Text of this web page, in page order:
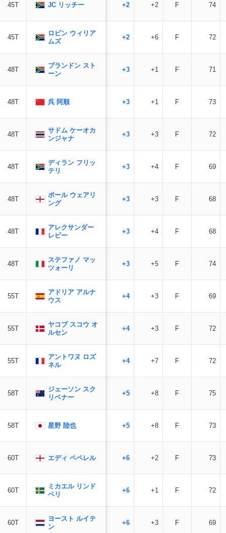
45T JC リッチー
45T
ロビン ウィリア
ムズ
48T
ブランドン スト
ーン
48T 呉 阿順
48T
サドム ケーオカ
ンジャナ
48T
ディラン フリッ
テリ
48T
ポール ウェアリ
ング
48T
アレクサンダー
レビー
48T
ステファノ マッ
ツォーリ
55T
アドリア アルナ
ウス
55T
ヤコブ スコウ オ
ルセン
55T
アントワヌ ロズ
ネル
58T
ジェーソン スク
リベナー
58T 星野 陸也
60T エディ ペペレル
60T
ミカエル リンド
ベリ
60T
ヨースト ルイテ
ン
+2 +2 F 74
+2 +6 F 72
+3 +1 F 71
+3 +1 F 73
+3 +3 F 72
+3 +4 F 69
+3 +3 F 68
+3 +4 F 68
+3 +5 F 74
+4 +3 F 69
+4 +3 F 72
+4 +7 F 72
+5 +8 F 75
+5 +8 F 73
+6 +2 F 73
+6 +1 F 72
+6 +3 F 69